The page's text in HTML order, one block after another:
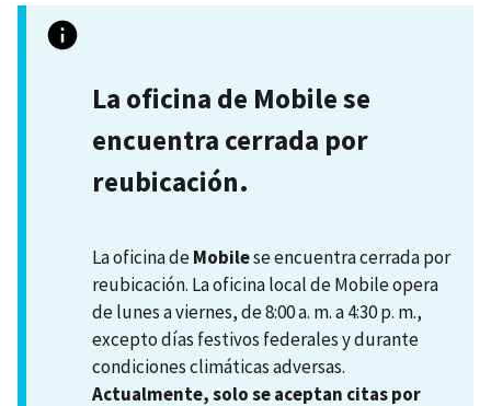
La oficina de Mobile se
encuentra cerrada por
reubicación.
La oficina deMobilese encuentra cerrada por
reubicación. La oficina local de Mobile opera
de lunes a viernes, de 8:00 a. m. a 4:30 p. m.,
excepto días festivos federales y durante
condiciones climáticas adversas.
Actualmente, solo se aceptan citas por